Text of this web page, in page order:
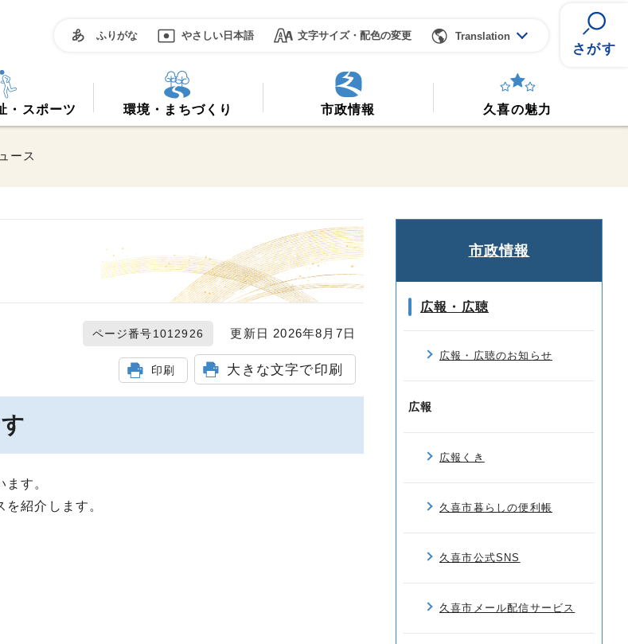
ふりがな やさしい日本語 文字サイズ・配色の変更 Translation
さがす
・スポーツ 環境・まちづくり 市政情報 久喜の魅力
ース
ページ番号1012926 更新日 2026年8月7日
印刷 大きな文字で印刷
す。
紹介します。
市政情報
広報・広聴
広報・広聴のお知らせ
広報
広報くき
久喜市暮らしの便利帳
久喜市公式SNS
久喜市メール配信サービス